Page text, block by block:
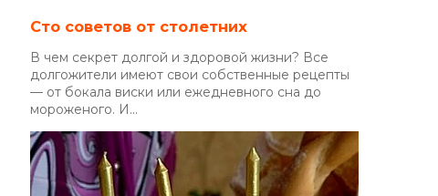
Сто советов от столетних
В чем секрет долгой и здоровой жизни? Все
долгожители имеют свои собственные рецепты
— от бокала виски или ежедневного сна до
мороженого. И...